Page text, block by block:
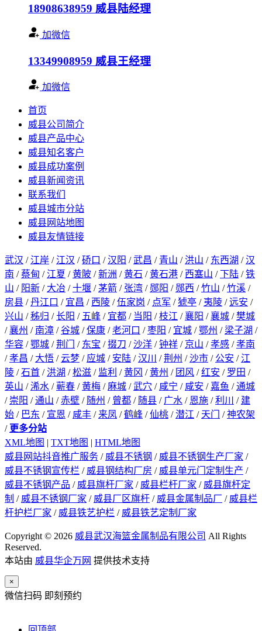
18908638959 威县陆经理
加微信
13349908959 威县王经理
加微信
首页
威县公司简介
威县产品中心
威县知名客户
威县成功案例
威县新闻资讯
联系我们
威县城市分站
威县网站地图
威县友情链接
武汉 / 江岸 / 江汉 /硚口 /汉阳 /武昌 / 青山 / 洪山 / 东西湖 /汉
南 /蔡甸 / 江夏 /黄陂 /新洲 /黄石 /黄石港 / 西塞山 /下陆 /铁
山 / 阳新 / 大冶 /十堰 /茅箭 / 张湾 / 郧阳 / 郧西 /竹山 /竹溪 /
房县 /丹江口 / 宜昌 / 西陵 /伍家岗 / 点军 /猇亭 / 夷陵 /远安 /
兴山 /秭归 /长阳 / 五峰 / 宜都 / 当阳 /枝江 /襄阳 /襄城 /樊城
/襄州 / 南漳 /谷城 /保康 /老河口 /枣阳 / 宜城 /鄂州 / 梁子湖 /
华容 /鄂城 /荆门 / 东宝 /掇刀 /沙洋 /钟祥 / 京山 /孝感 /孝南
/孝昌 / 大悟 /云梦 / 应城 / 安陆 /汉川 /荆州 /沙市 / 公安 / 江
陵 /石首 / 洪湖 /松滋 / 监利 /黄冈 /黄州 / 团风 /红安 / 罗田 /
英山 /浠水 /蕲春 /黄梅 / 麻城 /武穴 / 咸宁 / 咸安 / 嘉鱼 /通城
/ 崇阳 /通山 /赤壁 / 随州 / 曾都 / 随县 / 广水 / 恩施 /利川 / 建
始 / 巴东 / 宣恩 / 咸丰 / 来凤 /鹤峰 /仙桃 /潜江 / 天门 /神农架
/ 更多分站
XML地图 | TXT地图 | HTML地图
威县网站抖音推广服务 / 威县不锈钢 / 威县不锈钢生产厂家 /
威县不锈钢宣传栏 / 威县钢结构厂房 / 威县单元门定制生产 /
威县不锈钢产品 / 威县旗杆厂家 / 威县栏杆厂家 / 威县旗杆定
制 / 威县不锈钢厂家 / 威县厂区旗杆 / 威县金属制品厂 / 威县栏
杆护栏厂家 / 威县铁艺护栏 / 威县铁艺定制厂家
Copyright © 2026 威县武汉海篮金属制品有限公司 All Rights
Reserved.
本站由 威县华企万网 提供技术支持
×
微信扫码 即刻预约